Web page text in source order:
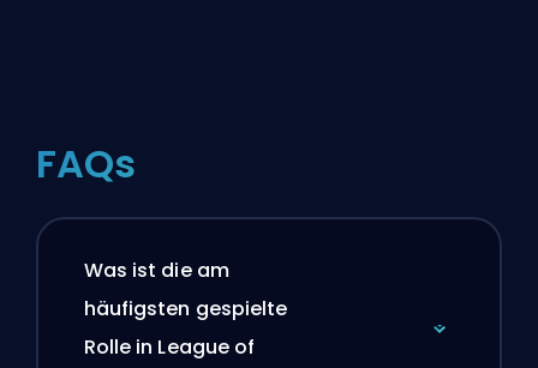
FAQs
Was ist die am
häufigsten gespielte
Rolle in League of